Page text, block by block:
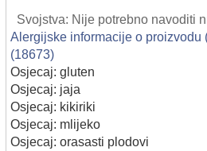
Svojstva: Nije potrebno navoditi
Alergijske informacije o proizvodu
(18673)
Osjecaj: gluten
Osjecaj: jaja
Osjecaj: kikiriki
Osjecaj: mlijeko
Osjecaj: orasasti plodovi